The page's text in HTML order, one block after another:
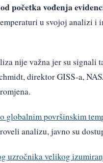
početka vođenja
u svojoj analizi
nije važna jer su signali
direktor GISS-a,
globalnim površinskim
analizu, javno su
uzročnika velikog